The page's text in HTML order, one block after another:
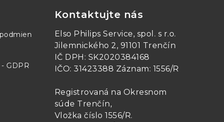
GDPR
Kontaktujte nás
Elso Philips Service, spol. s r.o.
Jilemnického 2, 91101 Trenčín
IČ DPH: SK2020384168
IČO: 31423388 Záznam: 1556/R
Registrovaná na Okresnom
súde Trenčín,
Vložka číslo 1556/R.